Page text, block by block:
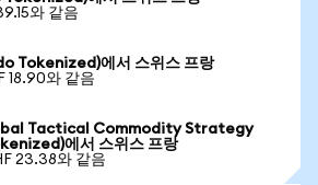
와 같음
Tokenized)에서 스위스 프랑
18.90와 같음
Tactical Commodity Strategy
에서 스위스 프랑
23.38와 같음